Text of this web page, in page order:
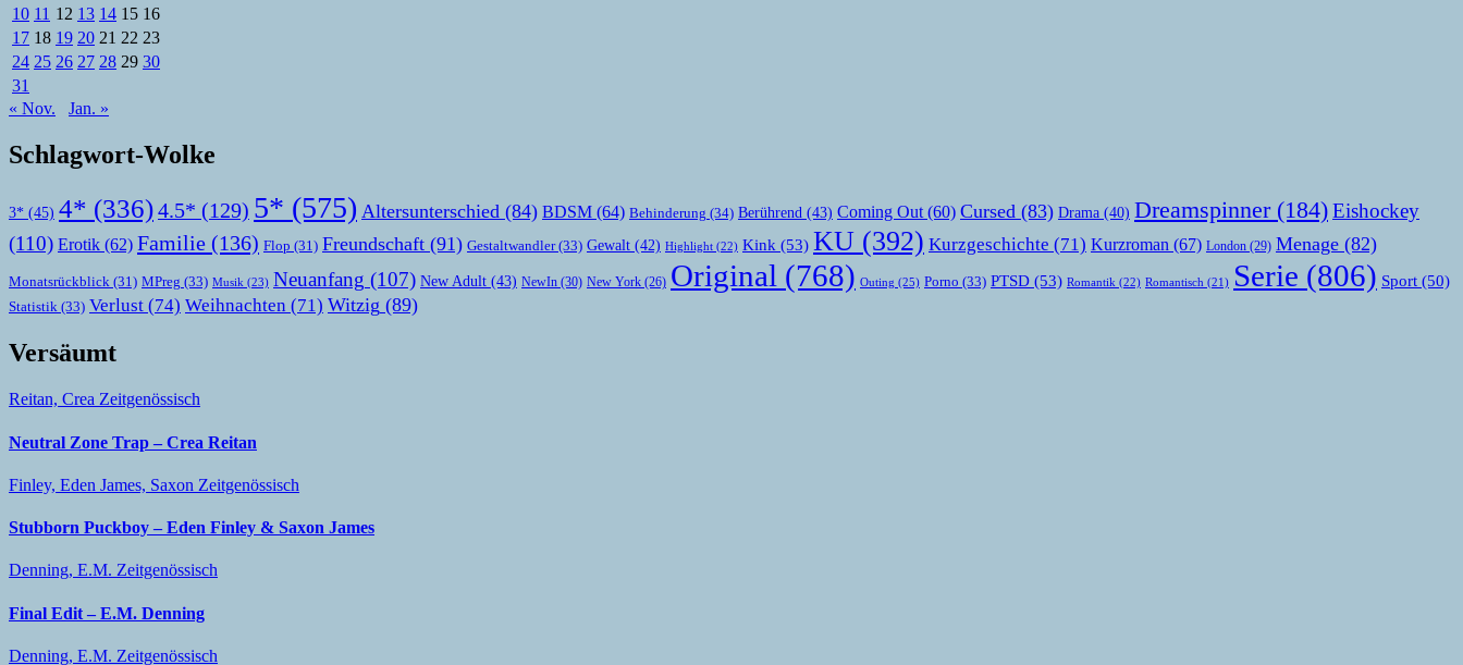
10 11 12 13 14 15 16
17 18 19 20 21 22 23
24 25 26 27 28 29 30
31
« Nov.
Jan. »
Schlagwort-Wolke
3* (45) 4* (336)4.5* (129) 5* (575) Altersunterschied (84) BDSM (64) Behinderung (34) Berührend (43) Coming Out(60) Cursed (83) Drama (40) Dreamspinner(184)Eishockey
(110) Erotik (62) Familie (136) Flop (31) Freundschaft (91) Gestaltwandler(33) Gewalt (42) Highlight (22) Kink (53) KU (392) Kurzgeschichte (71) Kurzroman (67) London (29) Menage (82)
Monatsrückblick (31) MPreg (33) Musik (23) Neuanfang (107) New Adult (43) NewIn (30) New York (26) Original (768) Outing (25) Porno (33) PTSD (53) Romantik (22) Romantisch (21) Serie (806) Sport (50)
Statistik (33) Verlust (74) Weihnachten (71) Witzig (89)
Versäumt
Reitan, Crea Zeitgenössisch
Neutral Zone Trap – Crea Reitan
Finley, Eden James, Saxon Zeitgenössisch
Stubborn Puckboy – Eden Finley & Saxon James
Denning, E.M. Zeitgenössisch
Final Edit – E.M. Denning
Denning, E.M. Zeitgenössisch